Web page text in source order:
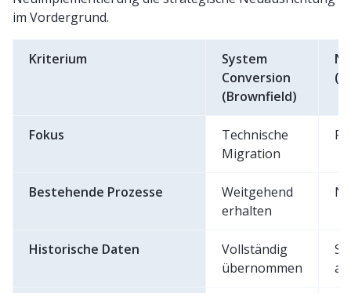
im Vordergrund.
Kriterium
System
Conversion
(Brownfield)
Fokus
Technische
Migration
Bestehende Prozesse
Weitgehend
erhalten
Historische Daten
Vollständig
übernommen